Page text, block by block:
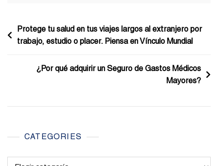
Navegación
de
Protege tu salud en tus viajes largos al extranjero por
trabajo, estudio o placer. Piensa en Vínculo Mundial
¿Por qué adquirir un Seguro de Gastos Médicos
Mayores?
CATEGORIES